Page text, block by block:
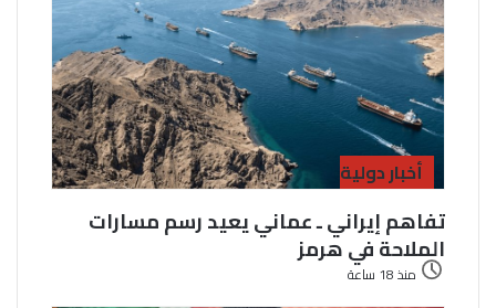
أخبار دولية
تفاهم إيراني ـ عماني يعيد رسم مسارات
الملاحة في هرمز
منذ 18 ساعة